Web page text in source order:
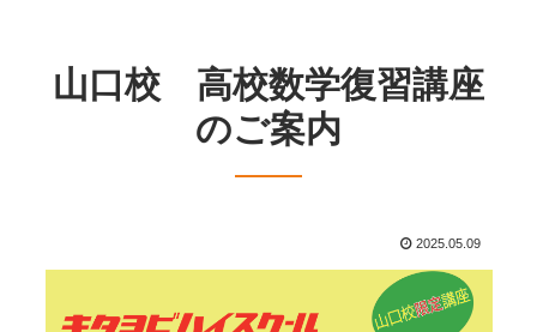
山口校 高校数学復習講座
のご案内
2025.05.09